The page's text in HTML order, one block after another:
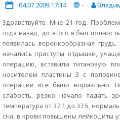
04.07.2009 17:14 -
Здравствуйте. Мне 21 год.
года назад, до этого я был
появилась воронкообразная
начались приступы отдышки,
операцию, вставили титановую
носителем пластины 3 с
операции все было нормально.
слабость, резко начало падать
температура от 37.1 до 37.5,
сна, в крови повышены лейкоциты